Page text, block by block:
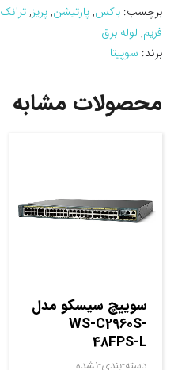
برچسب: باکس,پارتیشن,پریز,ترانک
فریم, لوله برق
برند: سوپیتا
محصولات مشابه
سوييچ سيسکو مدل
WS-C2960S-
48FPS-L
دسته-بندی-نشده